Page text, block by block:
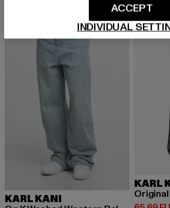
KARL KANI
-27%
KARL
INDIVIDUAL
ACCEPT